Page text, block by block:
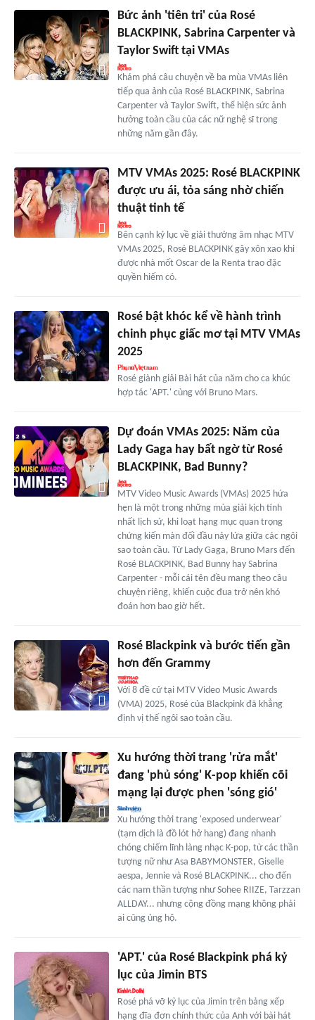
Bức ảnh 'tiên tri' của Rosé
BLACKPINK, Sabrina Carpenter và
Taylor Swift tại VMAs
Khám phá câu chuyện về ba mùa VMAs liên
tiếp qua ảnh của Rosé BLACKPINK, Sabrina
Carpenter và Taylor Swift, thể hiện sức ảnh
hưởng toàn cầu của các nữ nghệ sĩ trong
những năm gần đây.
MTV VMAs 2025: Rosé BLACKPINK
được ưu ái, tỏa sáng nhờ chiến
thuật tinh tế
Bên cạnh kỷ lục về giải thưởng âm nhạc MTV
VMAs 2025, Rosé BLACKPINK gây xôn xao khi
được nhà mốt Oscar de la Renta trao đặc
quyền hiếm có.
Rosé bật khóc kể về hành trình
chinh phục giấc mơ tại MTV VMAs
2025
Rosé giành giải Bài hát của năm cho ca khúc
hợp tác 'APT.' cùng với Bruno Mars.
Dự đoán VMAs 2025: Năm của
Lady Gaga hay bất ngờ từ Rosé
BLACKPINK, Bad Bunny?
MTV Video Music Awards (VMAs) 2025 hứa
hẹn là một trong những mùa giải kịch tính
nhất lịch sử, khi loạt hạng mục quan trọng
chứng kiến màn đối đầu nảy lửa giữa các ngôi
sao toàn cầu. Từ Lady Gaga, Bruno Mars đến
Rosé BLACKPINK, Bad Bunny hay Sabrina
Carpenter - mỗi cái tên đều mang theo câu
chuyện riêng, khiến cuộc đua trở nên khó
đoán hơn bao giờ hết.
Rosé Blackpink và bước tiến gần
hơn đến Grammy
Với 8 đề cử tại MTV Video Music Awards
(VMA) 2025, Rosé của Blackpink đã khẳng
định vị thế ngôi sao toàn cầu.
Xu hướng thời trang 'rửa mắt'
đang 'phủ sóng' K-pop khiến cõi
mạng lại được phen 'sóng gió'
Xu hướng thời trang 'exposed underwear'
(tạm dịch là đồ lót hở hang) đang nhanh
chóng chiếm lĩnh làng nhạc K-pop, từ các thần
tượng nữ như Asa BABYMONSTER, Giselle
aespa, Jennie và Rosé BLACKPINK... cho đến
các nam thần tượng như Sohee RIIZE, Tarzzan
ALLDAY... nhưng cộng đồng mạng không phải
ai cũng ủng hộ.
'APT.' của Rosé Blackpink phá kỷ
lục của Jimin BTS
Rosé phá vỡ kỷ lục của Jimin trên bảng xếp
hạng đĩa đơn chính thức của Anh với bài hát